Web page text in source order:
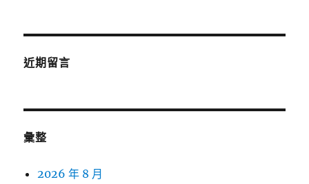
近期留言
彙整
2026 年 8 月